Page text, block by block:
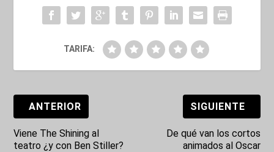
TARIFA:
ANTERIOR
Viene The Shining al
teatro ¿y con Ben Stiller?
SIGUIENTE
De qué van los cortos
animados al Oscar